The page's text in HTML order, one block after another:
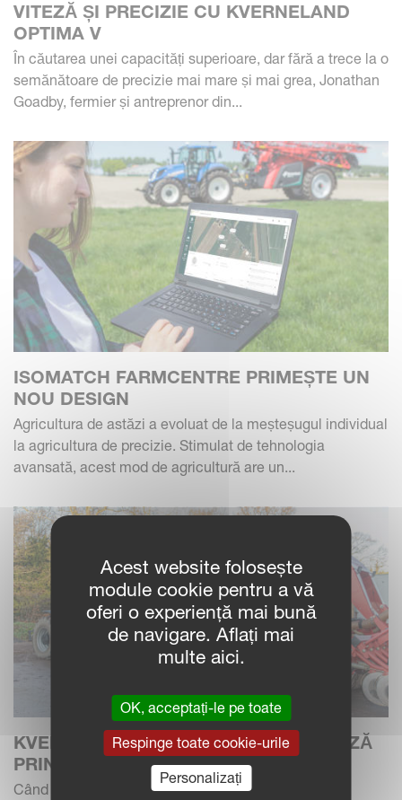
VITEZĂ ȘI PRECIZIE CU KVERNELAND
OPTIMA V
În căutarea unei capacități superioare, dar fără a trece la o
semănătoare de precizie mai mare și mai grea, Jonathan
Goadby, fermier și antreprenor din...
ISOMATCH FARMCENTRE PRIMEȘTE UN
NOU DESIGN
Agricultura de astăzi a evoluat de la meșteșugul individual
la agricultura de precizie. Stimulat de tehnologia
avansată, acest mod de agricultură are un...
KVERNELAND U-DRILL IMPRESIONEAZĂ
PRIN ÎNFIINȚARE
Când Bill Gray a căutat o capacitate mai mare de
Acest website folosește
module cookie pentru a vă
oferi o experiență mai bună
de navigare. Aflați mai
multe aici.
OK, acceptați-le pe toate
Respinge toate cookie-urile
Personalizați